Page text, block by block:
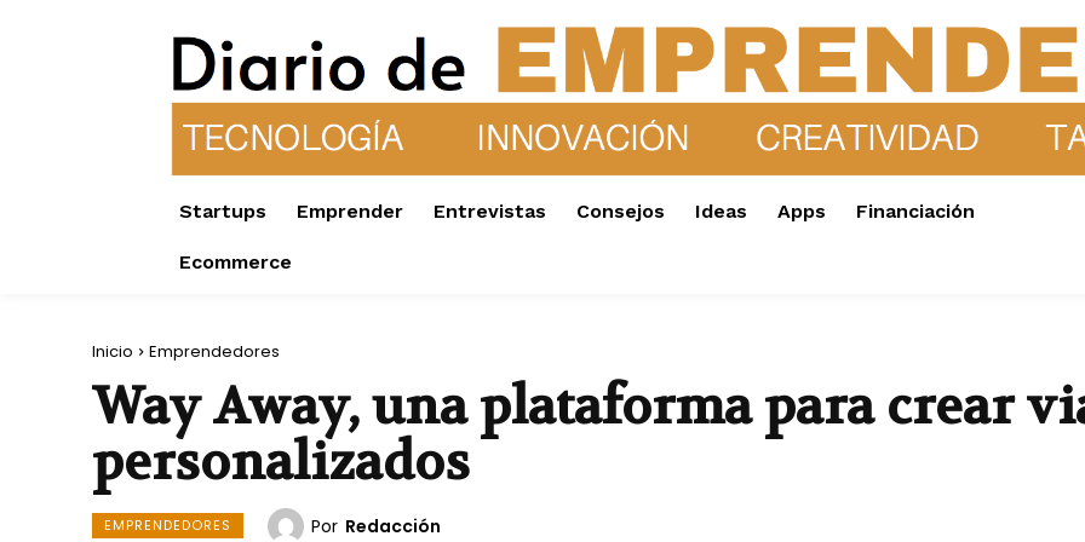
Startups Emprender Entrevistas Consejos Ideas Apps Financiación
Ecommerce
Inicio Emprendedores
Way Away, una plataforma para crear
personalizados
EMPRENDEDORES Por Redacción